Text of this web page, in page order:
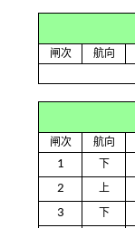
闸次 航向
闸次 航向
1 下
2 上
3 下